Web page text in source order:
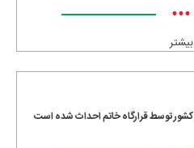
•••
بیشتر